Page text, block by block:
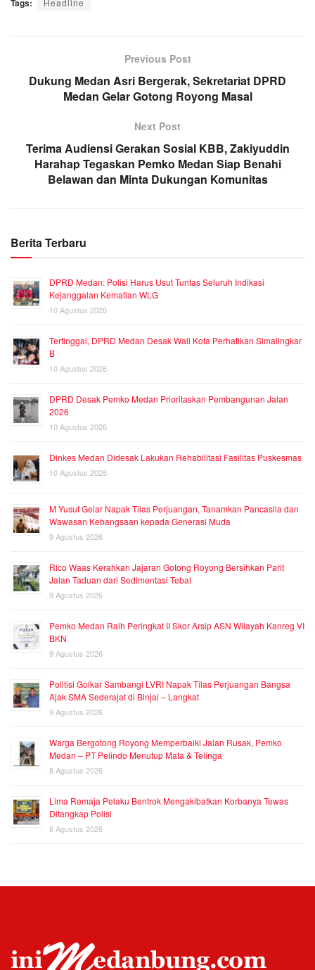
Previous Post
Dukung Medan Asri Bergerak, Sekretariat DPRD
Medan Gelar Gotong Royong Masal
Next Post
Terima Audiensi Gerakan Sosial KBB, Zakiyuddin
Harahap Tegaskan Pemko Medan Siap Benahi
Belawan dan Minta Dukungan Komunitas
Berita Terbaru
DPRD Medan: Polisi Harus Usut Tuntas Seluruh Indikasi
Kejanggalan Kematian WLG
10 Agustus 2026
Tertinggal, DPRD Medan Desak Wali Kota Perhatikan Simalingkar
B
10 Agustus 2026
DPRD Desak Pemko Medan Prioritaskan Pembangunan Jalan
2026
10 Agustus 2026
Dinkes Medan Didesak Lakukan Rehabilitasi Fasilitas Puskesmas
10 Agustus 2026
M Yusuf Gelar Napak Tilas Perjuangan, Tanamkan Pancasila dan
Wawasan Kebangsaan kepada Generasi Muda
9 Agustus 2026
Rico Waas Kerahkan Jajaran Gotong Royong Bersihkan Parit
Jalan Taduan dari Sedimentasi Tebal
9 Agustus 2026
Pemko Medan Raih Peringkat II Skor Arsip ASN Wilayah Kanreg VI
BKN
9 Agustus 2026
Politisi Golkar Sambangi LVRI Napak Tilas Perjuangan Bangsa
Ajak SMA Sederajat di Binjai – Langkat
9 Agustus 2026
Warga Bergotong Royong Memperbaiki Jalan Rusak, Pemko
Medan – PT Pelindo Menutup Mata & Telinga
8 Agustus 2026
Lima Remaja Pelaku Bentrok Mengakibatkan Korbanya Tewas
Ditangkap Polisi
8 Agustus 2026